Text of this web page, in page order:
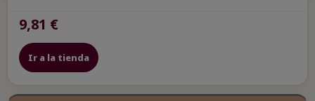
9,81 €
Ir a la tienda